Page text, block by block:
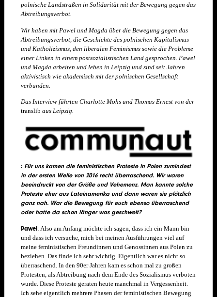
polnische Landstraßen in Solidarität mit der Bewegung gegen das
Abtreibungsverbot.
Wir haben mit Pawel und Magda über die Bewegung gegen das
Abtreibungsverbot, die Geschichte des polnischen Kapitalismus
und Katholizismus, den liberalen Feminismus sowie die Probleme
einer Linken in einem postsozialistischen Land gesprochen. Pawel
und Magda arbeiten und leben in Leipzig und sind seit Jahren
aktivistisch wie akademisch mit der polnischen Gesellschaft
verbunden.
Das Interview führten Charlotte Mohs und Thomas Ernest von der
translibaus Leipzig.
: Für uns kamen die feministischen Proteste in Polen zumindest
in der ersten Welle von 2016 recht überraschend. Wir waren
beeindruckt von der Größe und Vehemenz. Man kannte solche
Proteste eher aus Lateinamerika und dann waren sie plötzlich
ganz nah. War die Bewegung für euch ebenso überraschend
oder hatte da schon länger was geschwelt?
Pawel: Also am Anfang möchte ich sagen, dass ich ein Mann bin
und dass ich versuche, mich bei meinen Ausführungen viel auf
meine feministischen Freundinnen und Genossinnen aus Polen zu
beziehen. Das finde ich sehr wichtig. Eigentlich war es nicht so
überraschend. In den 90er Jahren kam es schon mal zu großen
Protesten, als Abtreibung nach dem Ende des Sozialismus verboten
wurde. Diese Proteste geraten heute manchmal in Vergessenheit.
Ich sehe eigentlich mehrere Phasen der feministischen Bewegung